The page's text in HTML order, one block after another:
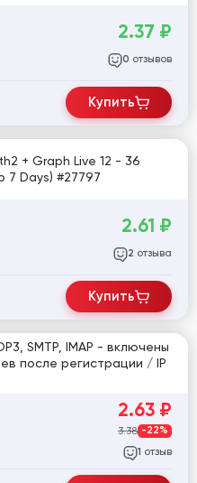
2.37 ₽
0 отзывов
Купить
+ Graph Live 12 - 36
Months (Remaining Skip 7 Days) #27797
2.61 ₽
2 отзыва
Купить
SMTP, IMAP - включены
после регистрации / IP
2.63 ₽
3.38 -22%
1 отзыв